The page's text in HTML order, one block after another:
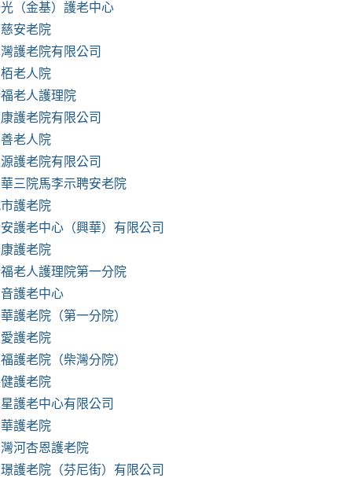
（金基）護老中心
安老院
護老院有限公司
老人院
老人護理院
護老院有限公司
老人院
護老院有限公司
三院馬李示聘安老院
護老院
護老中心（興華）有限公司
護老院
老人護理院第一分院
護老中心
護老院（第一分院）
護老院
護老院（柴灣分院）
護老院
護老中心有限公司
護老院
河杏恩護老院
護老院（芬尼街）有限公司